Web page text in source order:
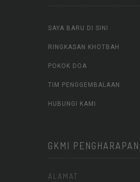
SAYA BARU DI SINI
RINGKASAN KHOTBAH
POKOK DOA
TIM PENGGEMBALAAN
HUBUNGI KAMI
GKMI PENGHARAPAN
ALAMAT